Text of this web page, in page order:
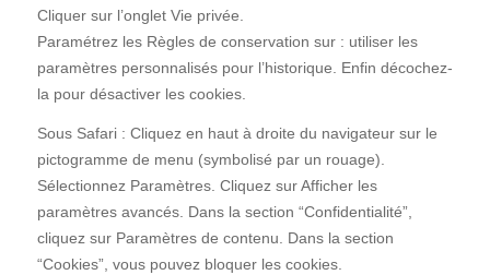
Cliquer sur l’onglet Vie privée.
Paramétrez les Règles de conservation sur : utiliser les
paramètres personnalisés pour l’historique. Enfin décochez-
la pour désactiver les cookies.
Sous Safari : Cliquez en haut à droite du navigateur sur le
pictogramme de menu (symbolisé par un rouage).
Sélectionnez Paramètres. Cliquez sur Afficher les
paramètres avancés. Dans la section “Confidentialité”,
cliquez sur Paramètres de contenu. Dans la section
“Cookies”, vous pouvez bloquer les cookies.